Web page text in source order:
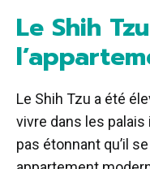
Le Shih
Le Shih Tzu a été
vivre dans les palais
pas étonnant qu’il